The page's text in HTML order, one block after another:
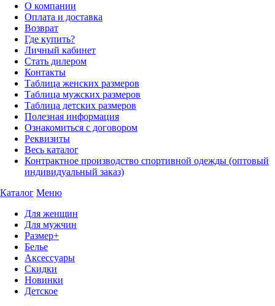
О компании
Оплата и доставка
Возврат
Где купить?
Личный кабинет
Стать дилером
Контакты
Таблица женских размеров
Таблица мужских размеров
Таблица детских размеров
Полезная информация
Ознакомиться с договором
Реквизиты
Весь каталог
Контрактное производство спортивной одежды (оптовый
индивидуальный заказ)
Каталог Меню
Для женщин
Для мужчин
Размер+
Белье
Аксессуары
Скидки
Новинки
Детское